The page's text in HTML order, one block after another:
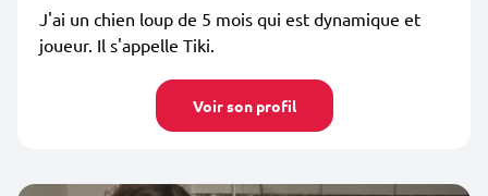
J'ai un chien loup de 5 mois qui est dynamique et
joueur. Il s'appelle Tiki.
Voir son profil